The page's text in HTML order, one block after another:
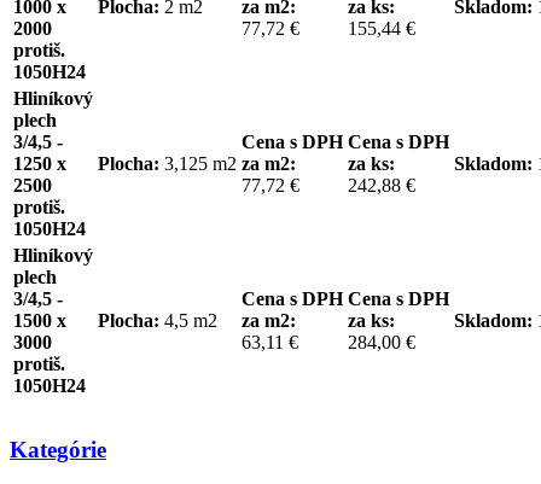
1000 x
2000
protiš.
1050H24
Plocha: 2 m2
za m2:
77,72 €
za ks:
155,44 €
Skladom:
Hliníkový
plech
3/4,5 -
1250 x
2500
protiš.
1050H24
Plocha: 3,125 m2
Cena s DPH
za m2:
77,72 €
Cena s DPH
za ks:
242,88 €
Skladom:
Hliníkový
plech
3/4,5 -
1500 x
3000
protiš.
1050H24
Plocha: 4,5 m2
Cena s DPH
za m2:
63,11 €
Cena s DPH
za ks:
284,00 €
Skladom:
Kategórie